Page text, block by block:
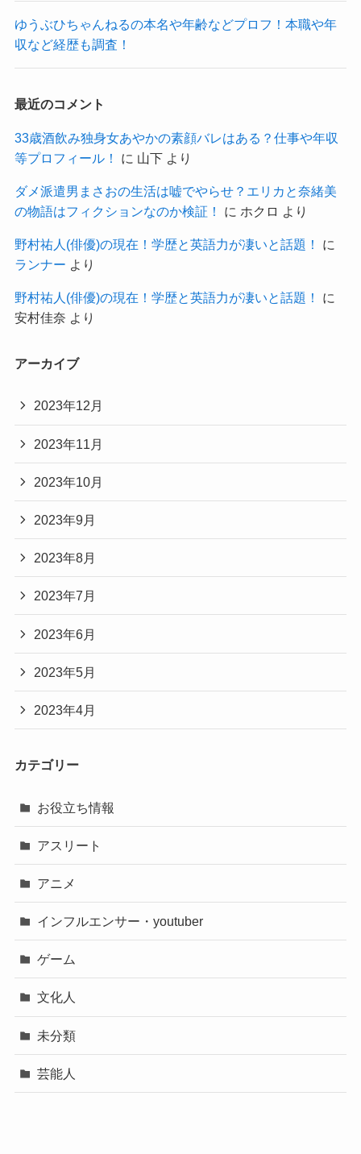
ゆうぶひちゃんねるの本名や年齢などプロフ！本職や年
収など経歴も調査！
最近のコメント
33歳酒飲み独身女あやかの素顔バレはある？仕事や年収
等プロフィール！
に 山下より
ダメ派遣男まさおの生活は嘘でやらせ？エリカと奈緒美
の物語はフィクションなのか検証！
に ホクロ より
野村祐人(俳優)の現在！学歴と英語力が凄いと話題！
に
ランナー より
野村祐人(俳優)の現在！学歴と英語力が凄いと話題！
に
安村佳奈 より
アーカイブ
2023年12月
2023年11月
2023年10月
2023年9月
2023年8月
2023年7月
2023年6月
2023年5月
2023年4月
カテゴリー
お役立ち情報
アスリート
アニメ
インフルエンサー・youtuber
ゲーム
文化人
未分類
芸能人